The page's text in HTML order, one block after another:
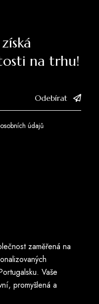
na trhu!
Odebírat
údajů
zaměřená na
Vaše
promyšlená a